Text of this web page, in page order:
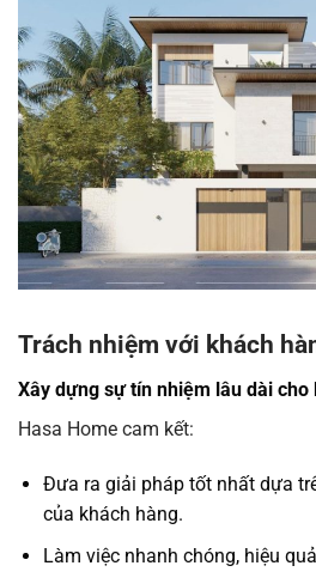
Trách nhiệm với khách
Xây dựng sự tín nhiệm lâu dài cho
Hasa Home cam kết:
Đưa ra giải pháp tốt nhất dựa
của khách hàng.
Làm việc nhanh chóng, hiệu